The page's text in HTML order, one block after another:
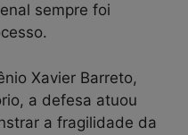
sempre foi
Xavier Barreto,
a defesa atuou
a fragilidade da